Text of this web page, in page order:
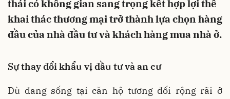
thái có không gian sang trọng kết hợp lợi thế
khai thác thương mại trở thành lựa chọn hàng
đầu của nhà đầu tư và khách hàng mua nhà ở.
Sự thay đổi khẩu vị đầu tư và an cư
Dù đang sống tại căn hộ tương đối rộng rãi ở